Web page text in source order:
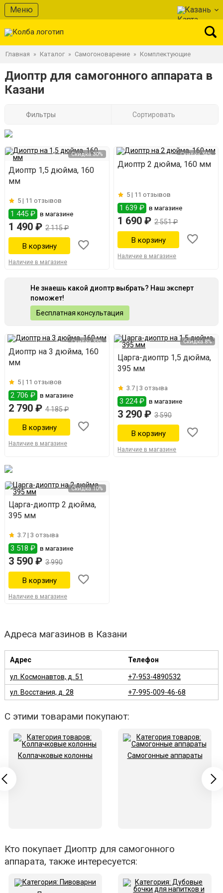
Меню Казань
Главная » Каталог » Самогоноварение » Комплектующие
Диоптр для самогонного аппарата в
Казани
Фильтры Сортировать
Скидка 30%
Диоптр 1,5 дюйма, 160
мм
5 | 11 отзывов
1 445 ₽ в магазине
1 490 ₽ 2 115 ₽
Наличие в магазине
Скидка 34%
Диоптр 2 дюйма, 160 мм
5 | 11 отзывов
1 639 ₽ в магазине
1 690 ₽ 2 551 ₽
Наличие в магазине
Не знаешь какой диоптр выбрать? Наш эксперт
поможет!
Бесплатная консультация
Скидка 33%
Диоптр на 3 дюйма, 160
мм
5 | 11 отзывов
2 706 ₽ в магазине
2 790 ₽ 4 185 ₽
Наличие в магазине
Скидка 8%
Царга-диоптр 1,5 дюйма,
395 мм
3.7 |3 отзыва
3 224 ₽ в магазине
3 290 ₽ 3 590
Наличие в магазине
Скидка 10%
Царга-диоптр 2 дюйма,
395 мм
3.7 | 3 отзыва
3 518 ₽ в магазине
3 590 ₽ 3 990
Наличие в магазине
Адреса магазинов в Казани
Адрес Телефон
ул. Космонавтов, д. 51
+7-953-4890532
ул. Восстания, д. 28
+7-995-009-46-68
С этими товарами покупают:
Колпачковые колонны Самогонные аппараты
Кто покупает Диоптр для самогонного
аппарата, также интересуется: